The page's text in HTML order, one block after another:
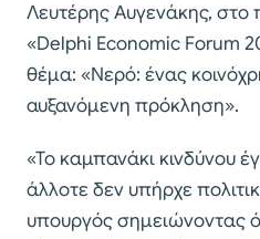
Λευτέρης Αυγενάκης, στο
«Delphi Economic Forum
θέμα: «Νερό: ένας
αυξανόμενη πρόκληση».
«Το καμπανάκι κινδύνου
άλλοτε δεν υπήρχε
υπουργός σημειώνοντας